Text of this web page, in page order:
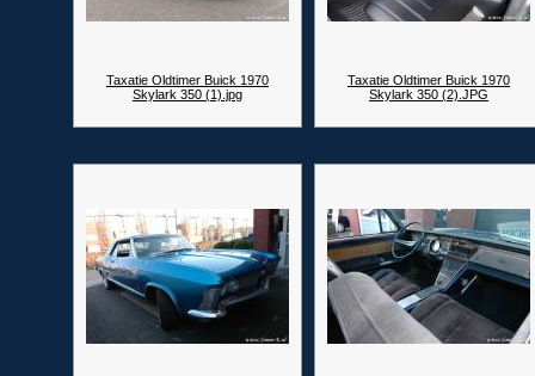
Taxatie Oldtimer Buick 1970
Skylark 350 (1).jpg
Taxatie Oldtimer Buick 1970
Skylark 350 (2).JPG